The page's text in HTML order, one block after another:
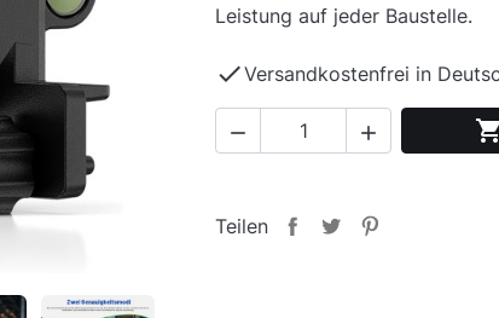
Leistung auf jeder Baustelle.
Versandkostenfrei in
  
Teilen